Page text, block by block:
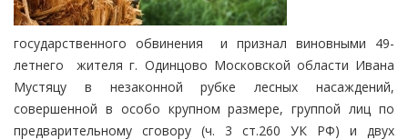
государственного обвинения и признал виновными 49-
летнего жителя г. Одинцово Московской области Ивана
Мустяцу в незаконной рубке лесных насаждений,
совершенной в особо крупном размере, группой лиц по
предварительному сговору (ч. 3 ст.260 УК РФ) и двух